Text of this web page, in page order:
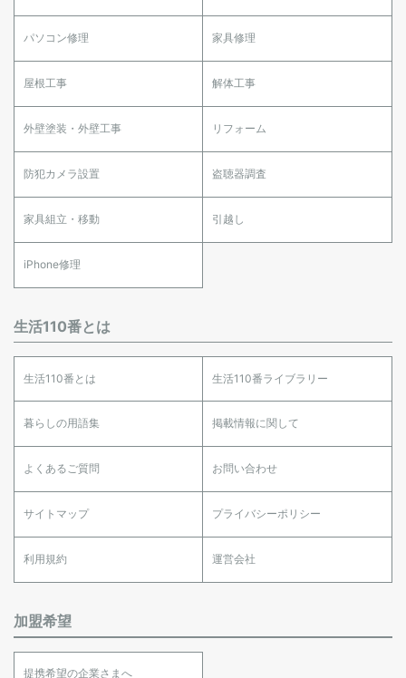
パソコン修理 家具修理
屋根工事 解体工事
外壁塗装・外壁工事 リフォーム
防犯カメラ設置 盗聴器調査
家具組立・移動 引越し
iPhone修理
生活110番とは
生活110番とは 生活110番ライブラリー
暮らしの用語集 掲載情報に関して
よくあるご質問 お問い合わせ
サイトマップ プライバシーポリシー
利用規約 運営会社
加盟希望
提携希望の企業さまへ